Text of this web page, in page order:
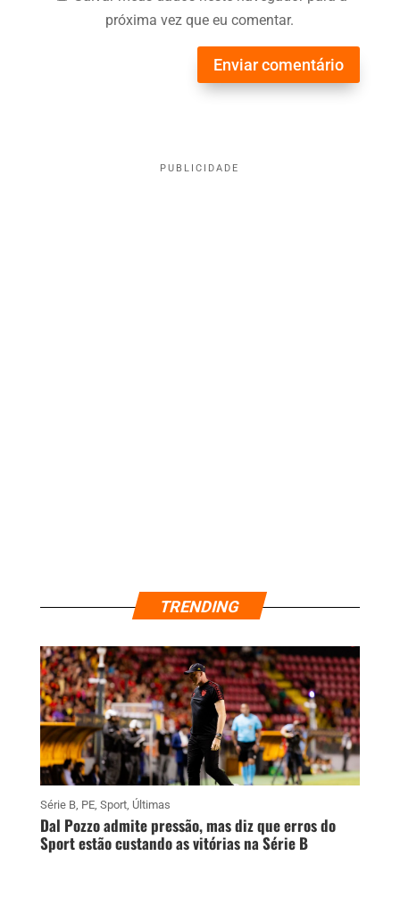
próxima vez que eu comentar.
Enviar comentário
PUBLICIDADE
TRENDING
Série B, PE, Sport, Últimas
Dal Pozzo admite pressão, mas diz que erros do
Sport estão custando as vitórias na Série B